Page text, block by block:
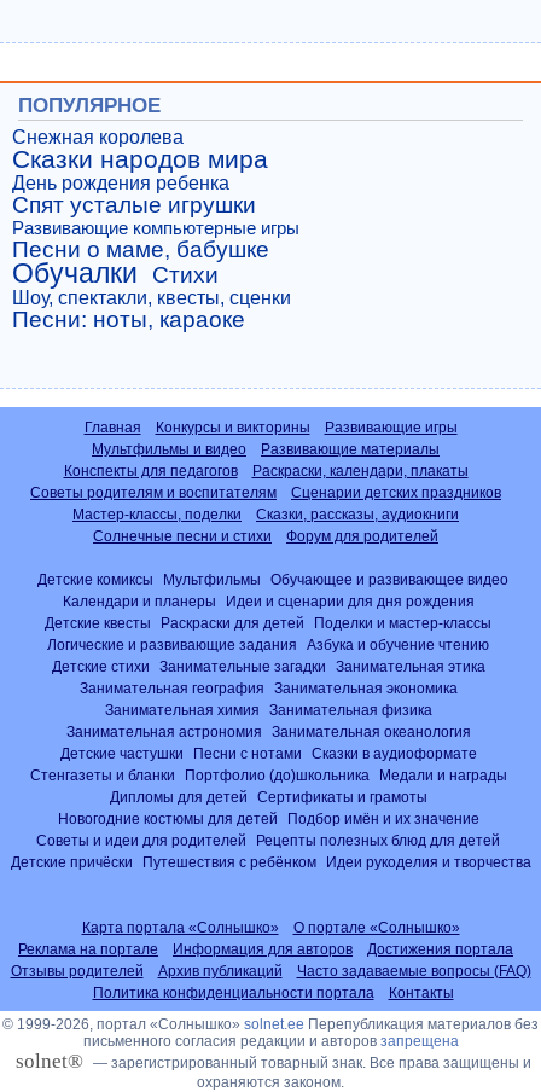
ПОПУЛЯРНОЕ
Снежная королева
Сказки народов мира
День рождения ребенка
Спят усталые игрушки
Развивающие компьютерные игры
Песни о маме, бабушке
Обучалки Стихи
Шоу, спектакли, квесты, сценки
Песни: ноты, караоке
Главная Конкурсы и викторины
Развивающие игры
Мультфильмы и видео
Развивающие материалы
Конспекты для педагогов
Раскраски, календари, плакаты
Советы родителям и воспитателям
Сценарии детских праздников
Мастер-классы, поделки
Сказки, рассказы, аудиокниги
Солнечные песни и стихи
Форум для родителей
Детские комиксы Мультфильмы
Обучающее и развивающее видео
Календари и планеры
Идеи и сценарии для дня рождения
Детские квесты
Раскраски для детей
Поделки и мастер-классы
Логические и развивающие задания
Азбука и обучение чтению
Детские стихи
Занимательные загадки
Занимательная этика
Занимательная география
Занимательная экономика
Занимательная химия
Занимательная физика
Занимательная астрономия
Занимательная океанология
Детские частушки
Песни с нотами
Сказки в аудиоформате
Стенгазеты и бланки
Портфолио (до)школьника
Медали и награды
Дипломы для детей
Сертификаты и грамоты
Новогодние костюмы для детей
Подбор имён и их значение
Советы и идеи для родителей
Рецепты полезных блюд для детей
Детские причёски
Путешествия с ребёнком Идеи рукоделия и творчества
Карта портала «Солнышко»
О портале «Солнышко»
Реклама на портале
Информация для авторов
Достижения портала
Отзывы родителей
Архив публикаций
Часто задаваемые вопросы (FAQ)
Политика конфиденциальности портала
Контакты
© 1999-2026, портал «Солнышко» solnet.ee Перепубликация материалов без
письменного согласия редакции и авторов запрещена
solnet® — зарегистрированный товарный знак. Все права защищены и
охраняются законом.